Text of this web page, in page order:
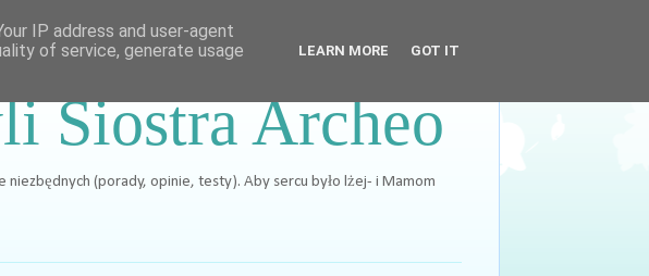
Siostra Archeo
niezbędnych (porady, opinie, testy). Aby sercu było lżej- i Mamom
IP address and user-agent
of service, generate usage
LEARN MORE GOT IT